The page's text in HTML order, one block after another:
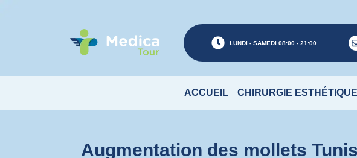
LUNDI - SAMEDI 08:00 - 21:00
ACCUEIL CHIRURGIE ESTHÉTIQUE
Augmentation des mollets